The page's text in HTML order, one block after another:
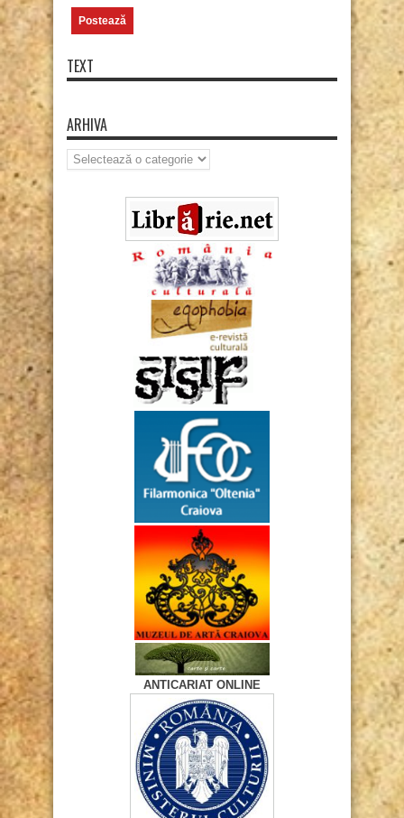
TEXT
ARHIVA
Arhiva
ANTICARIAT ONLINE